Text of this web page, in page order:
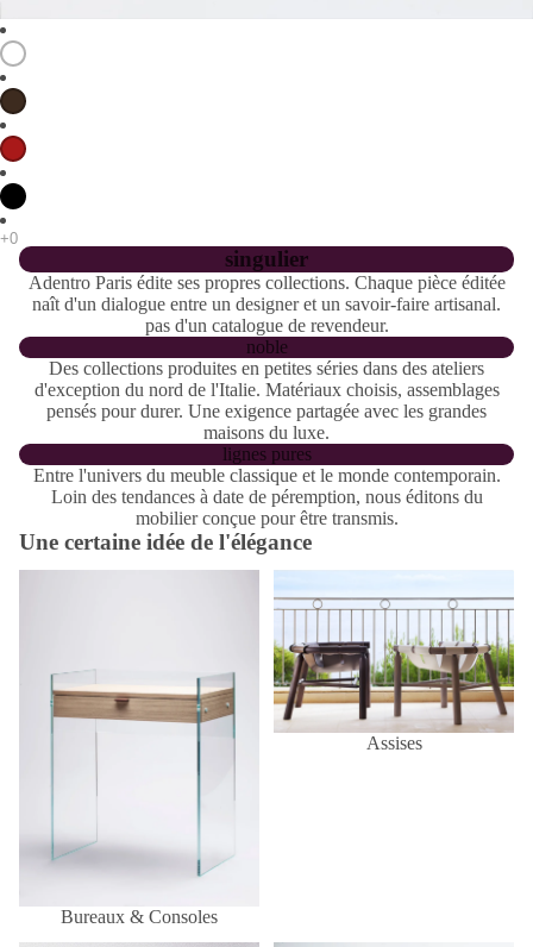
singulier
Adentro Paris édite ses propres collections. Chaque pièce éditée
naît d'un dialogue entre un designer et un savoir-faire artisanal.
pas d'un catalogue de revendeur.
noble
Des collections produites en petites séries dans des ateliers
d'exception du nord de l'Italie. Matériaux choisis, assemblages
pensés pour durer. Une exigence partagée avec les grandes
maisons du luxe.
lignes pures
Entre l'univers du meuble classique et le monde contemporain.
Loin des tendances à date de péremption, nous éditons du
mobilier conçue pour être transmis.
Une certaine idée de l'élégance
Bureaux & Consoles
Assises